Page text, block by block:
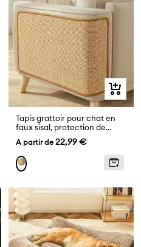
Aperçu
rapide
Tapis grattoir pour chat en
faux sisal, protection de
canapé avec bande Velcro
Prix
de
vente
A partir de 22,99 €